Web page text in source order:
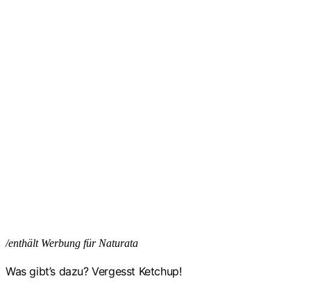
/enthält Werbung für Naturata
Was gibt’s dazu? Vergesst Ketchup!